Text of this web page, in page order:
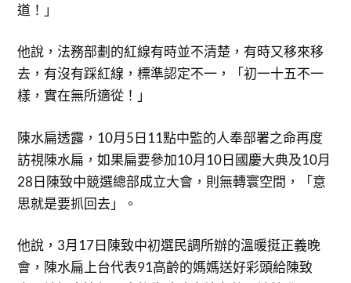
道！」
他說，法務部劃的紅線有時並不清楚，有時又移來移
去，有沒有踩紅線，標準認定不一，「初一十五不一
樣，實在無所適從！」
陳水扁透露，10月5日11點中監的人奉部署之命再度
訪視陳水扁，如果扁要參加10月10日國慶大典及10月
28日陳致中競選總部成立大會，則無轉寰空間，「意
思就是要抓回去」。
他說，3月17日陳致中初選民調所辦的溫暖挺正義晚
會，陳水扁上台代表91高齡的媽媽送好彩頭給陳致